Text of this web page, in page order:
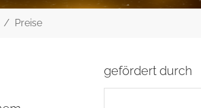
Preise
gefördert durch